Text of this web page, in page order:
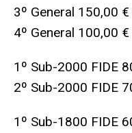
3º General 150,00
4º General 100,00
1º Sub-2000 FIDE
2º Sub-2000 FIDE
1º Sub-1800 FIDE